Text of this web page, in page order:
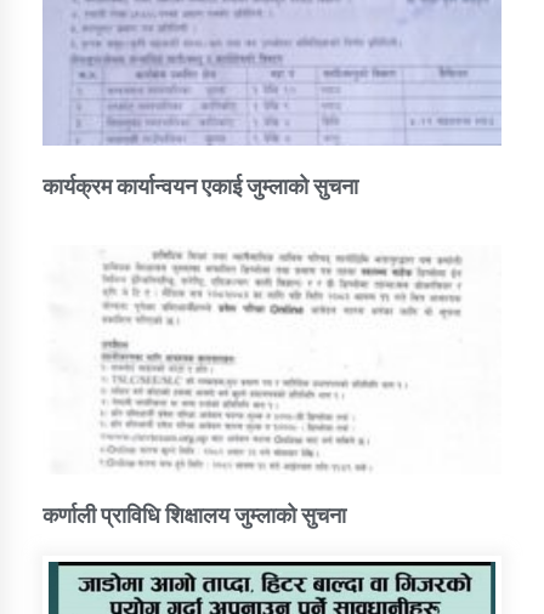
कार्यक्रम कार्यान्वयन एकाई जुम्लाको सुचना
कर्णाली प्राविधि शिक्षालय जुम्लाको सुचना